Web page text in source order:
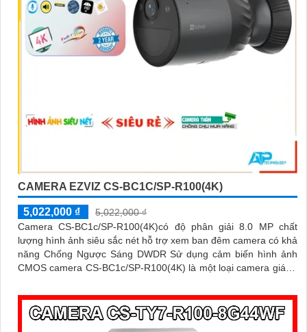
CAMERA EZVIZ CS-BC1C/SP-R100(4K)
5,022,000 ₫
5,022,000 ₫
Camera CS-BC1c/SP-R100(4K)có độ phân giải 8.0 MP chất
lượng hình ảnh siêu sắc nét hỗ trợ xem ban đêm camera có khả
năng Chống Ngược Sáng DWDR Sử dụng cảm biến hình ảnh
CMOS camera CS-BC1c/SP-R100(4K) là một loại camera giá rẻ
nhớ